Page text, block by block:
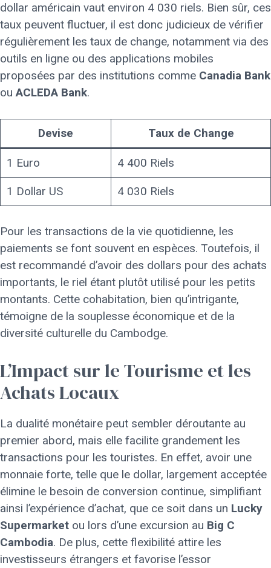
dollar américain vaut environ 4 030 riels. Bien sûr, ces
taux peuvent fluctuer, il est donc judicieux de vérifier
régulièrement les taux de change, notamment via des
outils en ligne ou des applications mobiles
proposées par des institutions comme Canadia Bank
ouACLEDA Bank.
Devise Taux de Change
1 Euro 4 400 Riels
1 Dollar US 4 030 Riels
Pour les transactions de la vie quotidienne, les
paiements se font souvent en espèces. Toutefois, il
est recommandé d’avoir des dollars pour des achats
importants, le riel étant plutôt utilisé pour les petits
montants. Cette cohabitation, bien qu’intrigante,
témoigne de la souplesse économique et de la
diversité culturelle du Cambodge.
L’Impact sur le Tourisme et les
Achats Locaux
La dualité monétaire peut sembler déroutante au
premier abord, mais elle facilite grandement les
transactions pour les touristes. En effet, avoir une
monnaie forte, telle que le dollar, largement acceptée
élimine le besoin de conversion continue, simplifiant
ainsi l’expérience d’achat, que ce soit dans un Lucky
Supermarket ou lors d’une excursion au Big C
Cambodia. De plus, cette flexibilité attire les
investisseurs étrangers et favorise l’essor